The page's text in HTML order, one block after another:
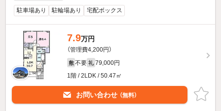
駐車場あり 駐輪場あり 宅配ボックス
7.9万円
（管理費4,200円）
敷 不要 礼 79,000円
1階 / 2LDK / 50.47㎡
お問い合わせ （無料）